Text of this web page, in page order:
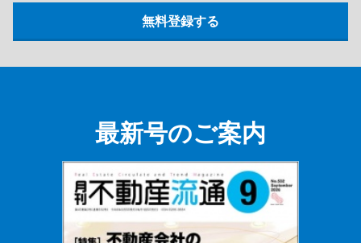
最新号のご案内